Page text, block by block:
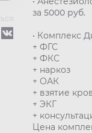
за 5000 руб.
• Комплекс
+ ФГС
+ ФКС
+ наркоз
+ ОАК
+ взятие
+ ЭКГ
+
Цена